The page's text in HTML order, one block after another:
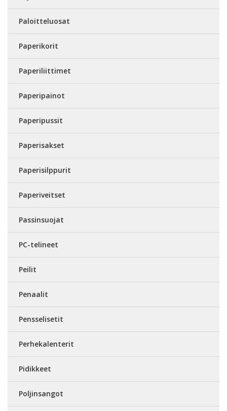
Paloitteluosat
Paperikorit
Paperiliittimet
Paperipainot
Paperipussit
Paperisakset
Paperisilppurit
Paperiveitset
Passinsuojat
PC-telineet
Peilit
Penaalit
Pensselisetit
Perhekalenterit
Pidikkeet
Poljinsangot